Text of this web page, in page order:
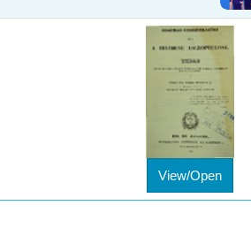
View/Open